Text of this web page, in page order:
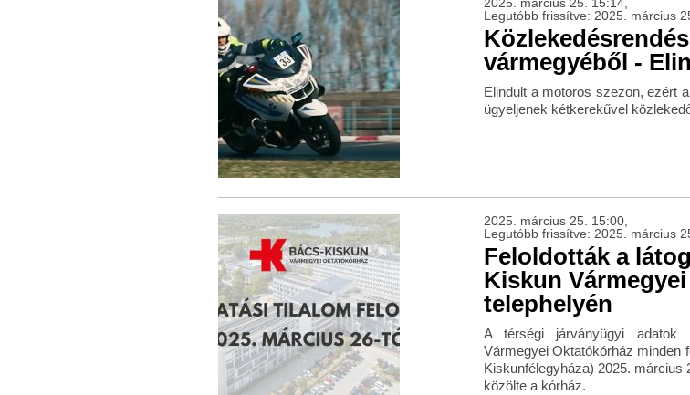
2025. március 25. 15:14,
Legutóbb frissítve: 2025. március
vármegyéből -
Elindult a motoros szezon, ezért
ügyeljenek kétkerekűvel
2025. március 25. 15:00,
Legutóbb frissítve: 2025. március
Feloldották a
Kiskun
telephelyén
A térségi járványügyi adatok
Vármegyei Oktatókórház minden
Kiskunfélegyháza) 2025. március
közölte a kórház.